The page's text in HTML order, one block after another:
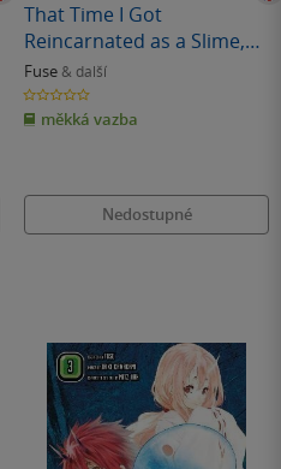
That Time I Got
Reincarnated as a Slime,
Vol. 19 (light novel)
Fuse & další
0.0
z
5
hvězdiček
měkká vazba
Nedostupné